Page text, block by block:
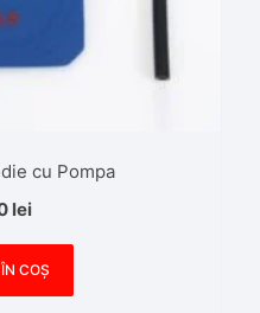
cu Pompa
lei
COȘ